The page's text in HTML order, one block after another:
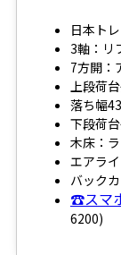
日本ト
3軸：リ
7方開：
上段荷
落ち幅
下段荷
木床：
エアラ
バック
☎スマ
6200)